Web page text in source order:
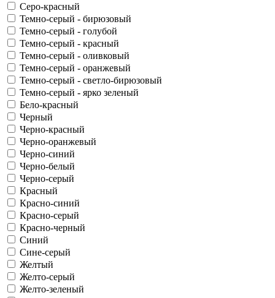
Серо-красный
Темно-серый - бирюзовый
Темно-серый - голубой
Темно-серый - красный
Темно-серый - оливковый
Темно-серый - оранжевый
Темно-серый - светло-бирюзовый
Темно-серый - ярко зеленый
Бело-красный
Черный
Черно-красный
Черно-оранжевый
Черно-синий
Черно-белый
Черно-серый
Красный
Красно-синий
Красно-серый
Красно-черный
Синий
Сине-серый
Желтый
Желто-серый
Желто-зеленый